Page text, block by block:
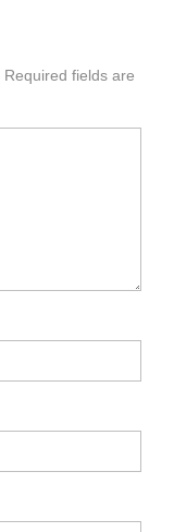
Required fields are